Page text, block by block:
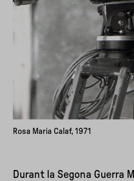
Rosa Maria Calaf, 1971
Durant la Segona Guerra